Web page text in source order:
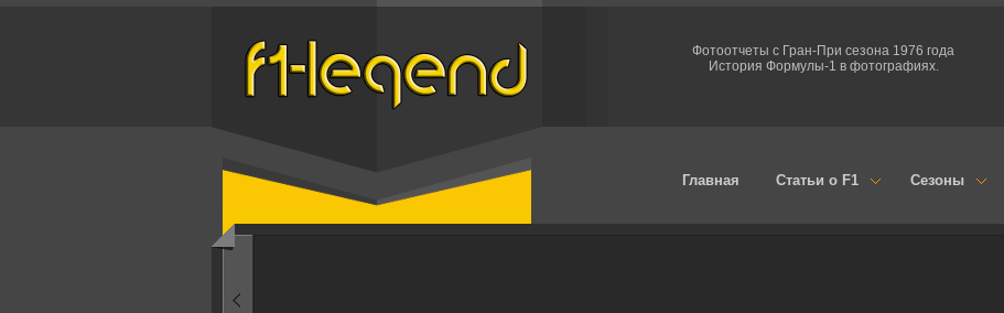
Фотоотчеты с Гран-При сезона 1976 года
История Формулы-1 в фотографиях.
Главная Статьи о F1 Сезоны
1960-ые